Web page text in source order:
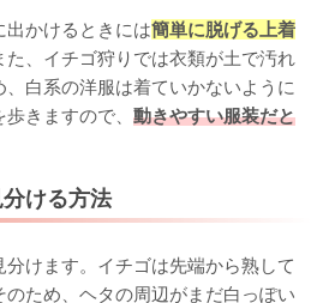
出かけるときには簡単に脱げる上着
た、イチゴ狩りでは衣類が土で汚れ
白系の洋服は着ていかないように
きますので、 動きやすい服装だと
ける方法
けます。イチゴは先端から熟して
ため、ヘタの周辺がまだ白っぽい